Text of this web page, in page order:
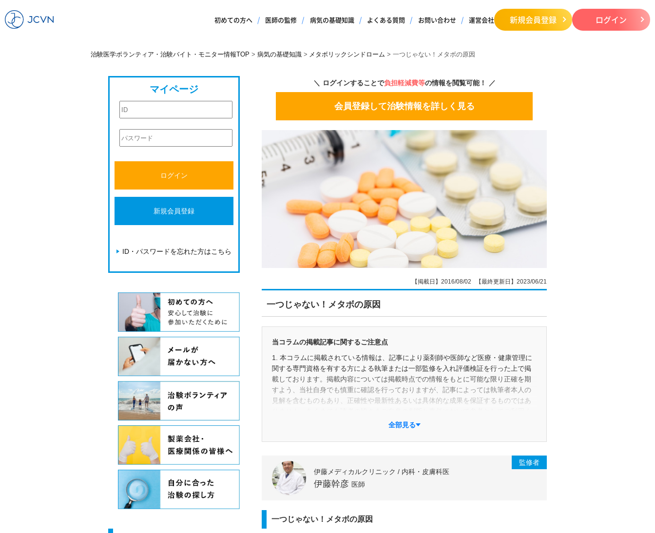
初めての方へ 医師の監修 病気の基礎知識 よくある質問 お問い合わせ 運営会社 新規会員登録 ログイン
治験医学ボランティア・治験バイト・モニター情報TOP 病気の基礎知識 メタボリックシンドローム 一つじゃない！メタボの原因
ログインすることで負担軽減費等の情報を閲覧可能！
会員登録して治験情報を詳しく見る
【掲載日】2016/08/02 【最終更新日】2023/06/21
一つじゃない！メタボの原因
当コラムの掲載記事に関するご注意点
1. 本コラムに掲載されている情報は、記事により薬剤師や医師など医療・健康管理に
関する専門資格を有する方による執筆または一部監修を入れ評価検証を行った上で掲
載しております。掲載内容については掲載時点での情報をもとに可能な限り正確を期
すよう、当社自身でも慎重に確認を行っておりますが、記事によっては執筆者本人の
見解を含むものもあり、正確性や最新性あるいは具体的な成果を保証するものではあ
ださい。また、掲載後の状況変化等により予告なく記事の修正・更新・削除を行う場
品選択を行えるよう支援することを目的に作成しているものです。また、当該コラム
の主な眼目は「商品」ではなく「成分」にあり、特定商品の広告目的や誘引を企図し
たものではありません。併せて、特定の医薬品メーカーや販売業者から紹介や販売を
目的とした報酬などの対価を受け取っているものでもありません。
に帰属する商標または登録商標です。
全部見る
監修者
伊藤メディカルクリニック / 内科・皮膚科医
伊藤幹彦 医師
一つじゃない！メタボの原因
マイページ
ログイン
新規会員登録
ID・パスワードを忘れた方はこちら